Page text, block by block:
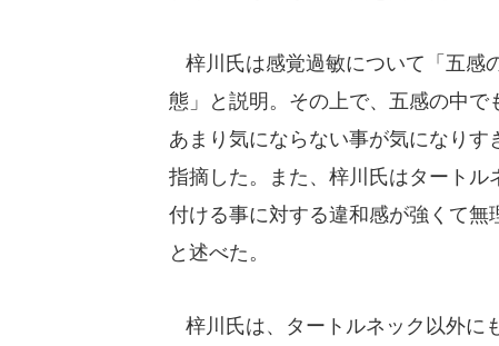
梓川氏は感覚過敏について「五感
態」と説明。その上で、五感の中
あまり気にならない事が気になり
指摘した。また、梓川氏はタート
付ける事に対する違和感が強くて
と述べた。
梓川氏は、タートルネック以外に